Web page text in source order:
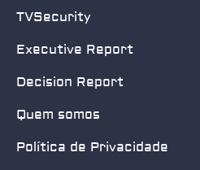
TVSecurity
Executive Report
Decision Report
Quem somos
Política de Privacidade